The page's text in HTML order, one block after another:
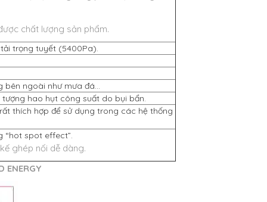
chất lượng sản phẩm.
trọng tuyết (5400Pa).
bên ngoài như mưa đá…
hao hụt công suất do bụi bẩn.
thích hợp để sử dụng trong các hệ thống
“hot spot effect”.
ghép nối dễ dàng.
ENERGY